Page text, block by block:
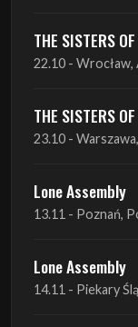
THE SISTERS
22.10 -
THE SISTERS
23.10 -
Lone Assembly
13.11 - Poznań,
Lone Assembly
14.11 - Piekary